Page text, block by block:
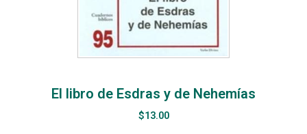
El libro de Esdras y de Nehemías
$13.00